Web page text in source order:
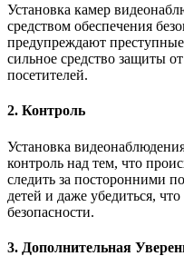
Установка камер
средством обеспечения
предупреждают
сильное средство защиты
посетителей.
2. Контроль
Установка
контроль над тем, что
следить за посторонними
детей и даже убедиться,
безопасности.
3. Дополнительная